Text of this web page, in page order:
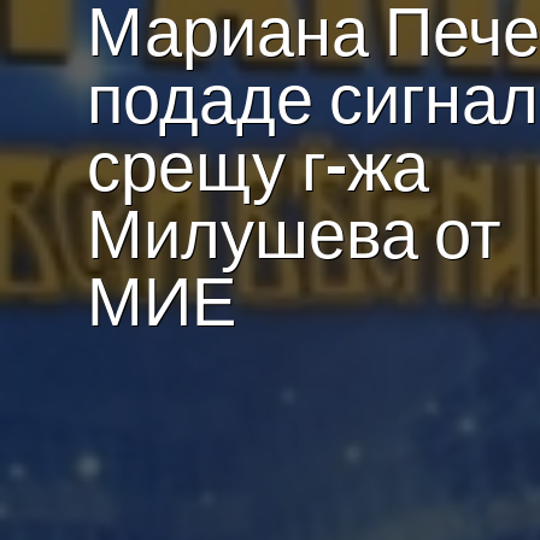
Мариана
подаде сигнал
срещу г-жа
Милушева от
МИЕ